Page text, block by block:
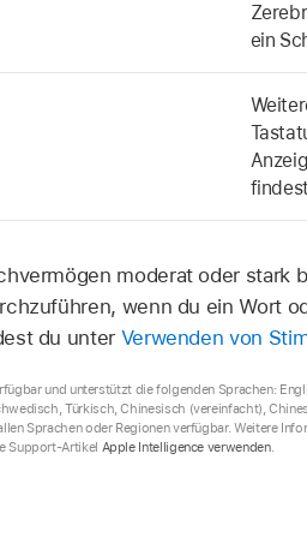
ein
moderat oder stark
wenn du ein Wort
du unter Verwenden von
und unterstützt die folgenden Sprachen:
Türkisch, Chinesisch (vereinfacht),
Sprachen oder Regionen verfügbar. Weitere
Support-Artikel Apple Intelligence verwenden.